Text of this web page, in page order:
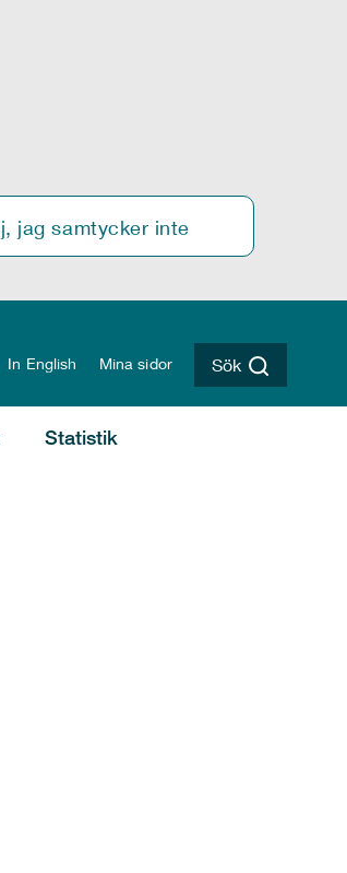
jag samtycker inte
In English Mina sidor Sök
Statistik